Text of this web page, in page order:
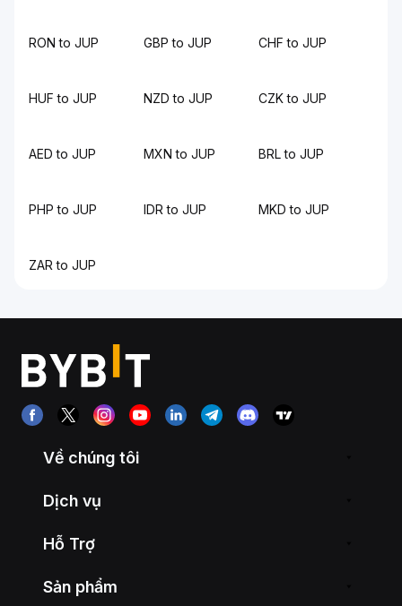
RON to JUP GBP to JUP CHF to JUP
HUF to JUP NZD to JUP CZK to JUP
AED to JUP MXN to JUP BRL to JUP
PHP to JUP IDR to JUP MKD to JUP
ZAR to JUP
Về chúng tôi
Dịch vụ
Hỗ Trợ
Sản phẩm